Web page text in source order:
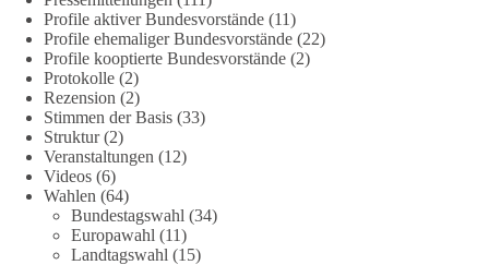
40 7 Auf Facebook ansehen
DieBasis
1 Tag zuvor
⚡️ NATO-Gipfel in Ankara: Kriegskonferenz statt
Friedensgipfel!?
Anfang Juli 2026 trafen sich 32 Bündnisstaaten sowie deren
Staats- und Regierungschefs zum NATO-Gipfel in der Türkei.
Profile aktiver Bundesvorstände (11)
Profile ehemaliger Bundesvorstände (22)
Profile kooptierte Bundesvorstände (2)
Protokolle (2)
Rezension (2)
Stimmen der Basis (33)
Struktur(2)
Veranstaltungen (12)
Videos (6)
Wahlen (64)
Bundestagswahl (34)
Europawahl (11)
Landtagswahl (15)